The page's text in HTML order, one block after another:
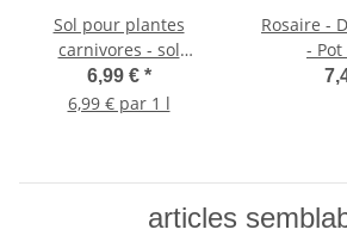
Sol pour plantes
carnivores - sol
carnivore
6,99 € *
6,99 € par 1 l
Rosaire -
-
articles